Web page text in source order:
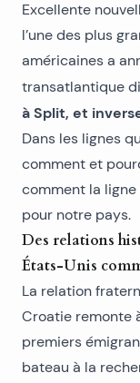
Excellente
l’une des plus
américaines a
transatlantique
à Split, et
Dans les lignes
comment et
comment la ligne
pour notre pays.
Des relations
États-Unis
La relation
Croatie remonte
premiers
bateau à la